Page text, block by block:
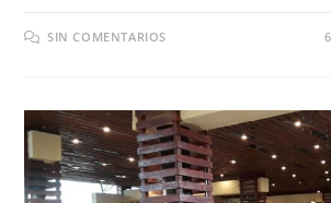
SIN COMENTARIOS